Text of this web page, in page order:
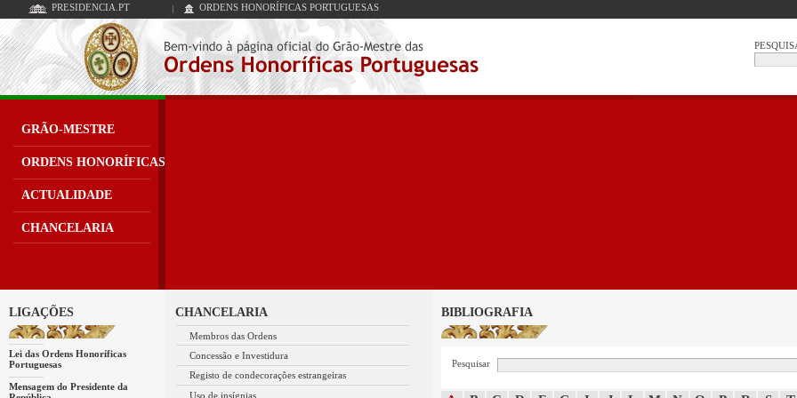
PRESIDENCIA.PT ORDENS HONORÍFICAS PORTUGUESAS
GRÃO-MESTRE
ORDENS HONORÍFICAS
ACTUALIDADE
CHANCELARIA
LIGAÇÕES
Lei das Ordens Honoríficas
Portuguesas
Mensagem do Presidente da
CHANCELARIA
Membros das Ordens
Concessão e Investidura
Registo de condecorações estrangeiras
Uso de insígnias
BIBLIOGRAFIA
Pesquisar